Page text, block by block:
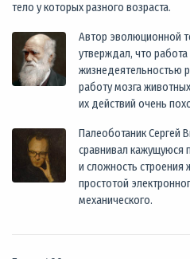
тело у которых разного возраста.
Автор эволюционной
утверждал, что
жизнедеятельностью
работу мозга
их действий очень
Палеоботаник Сергей
сравнивал кажущуюся
и сложность строения
простотой
механического.